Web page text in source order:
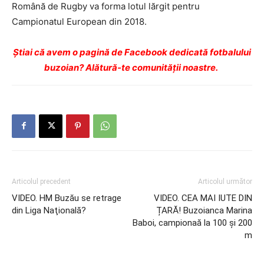
Română de Rugby va forma lotul lărgit pentru
Campionatul European din 2018.
Ştiai că avem o pagină de Facebook dedicată fotbalului
buzoian? Alătură-te comunității noastre.
Articolul precedent
VIDEO. HM Buzău se retrage
din Liga Naţională?
Articolul următor
VIDEO. CEA MAI IUTE DIN
ȚARĂ! Buzoianca Marina
Baboi, campionaă la 100 și 200
m